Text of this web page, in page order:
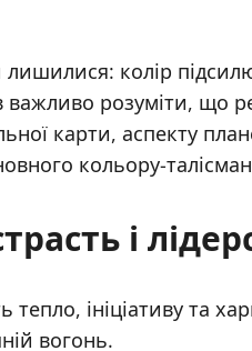
колір
розуміти, що
карти, аспекту
кольору-
і
ініціативу та
вогонь.